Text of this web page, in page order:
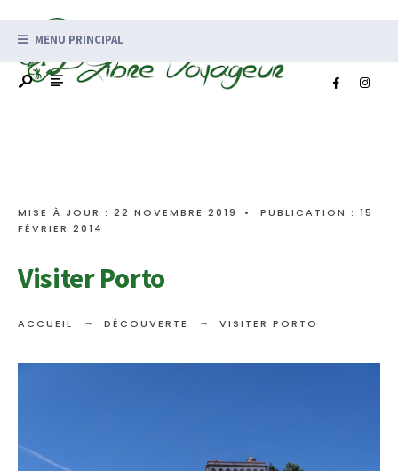
MENU PRINCIPAL
MISE À JOUR : 22 NOVEMBRE 2019 •
PUBLICATION : 15
FÉVRIER 2014
Visiter Porto
ACCUEIL DÉCOUVERTE VISITER PORTO